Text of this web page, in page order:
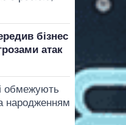
бізнес
атак
обмежують
народженням